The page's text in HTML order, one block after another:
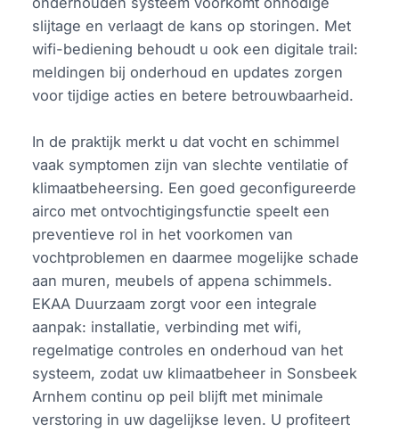
slijtage en verlaagt de kans op storingen. Met
wifi-bediening behoudt u ook een digitale trail:
meldingen bij onderhoud en updates zorgen
voor tijdige acties en betere betrouwbaarheid.
In de praktijk merkt u dat vocht en schimmel
vaak symptomen zijn van slechte ventilatie of
klimaatbeheersing. Een goed geconfigureerde
airco met ontvochtigingsfunctie speelt een
preventieve rol in het voorkomen van
vochtproblemen en daarmee mogelijke schade
aan muren, meubels of appena schimmels.
EKAA Duurzaam zorgt voor een integrale
aanpak: installatie, verbinding met wifi,
regelmatige controles en onderhoud van het
systeem, zodat uw klimaatbeheer in Sonsbeek
Arnhem continu op peil blijft met minimale
verstoring in uw dagelijkse leven. U profiteert